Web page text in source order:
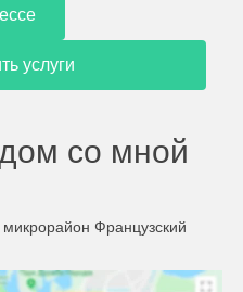
услуги
со мной
Французский